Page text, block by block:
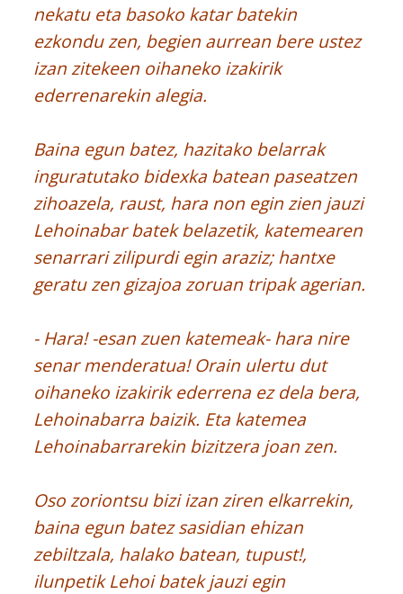
nekatu eta basoko katar batekin
ezkondu zen, begien aurrean bere ustez
izan zitekeen oihaneko izakirik
ederrenarekin alegia.
Baina egun batez, hazitako belarrak
inguratutako bidexka batean paseatzen
zihoazela, raust, hara non egin zien jauzi
Lehoinabar batek belazetik, katemearen
senarrari zilipurdi egin araziz; hantxe
geratu zen gizajoa zoruan tripak agerian.
- Hara! -esan zuen katemeak- hara nire
senar menderatua! Orain ulertu dut
oihaneko izakirik ederrena ez dela bera,
Lehoinabarra baizik. Eta katemea
Lehoinabarrarekin bizitzera joan zen.
Oso zoriontsu bizi izan ziren elkarrekin,
baina egun batez sasidian ehizan
zebiltzala, halako batean, tupust!,
ilunpetik Lehoi batek jauzi egin